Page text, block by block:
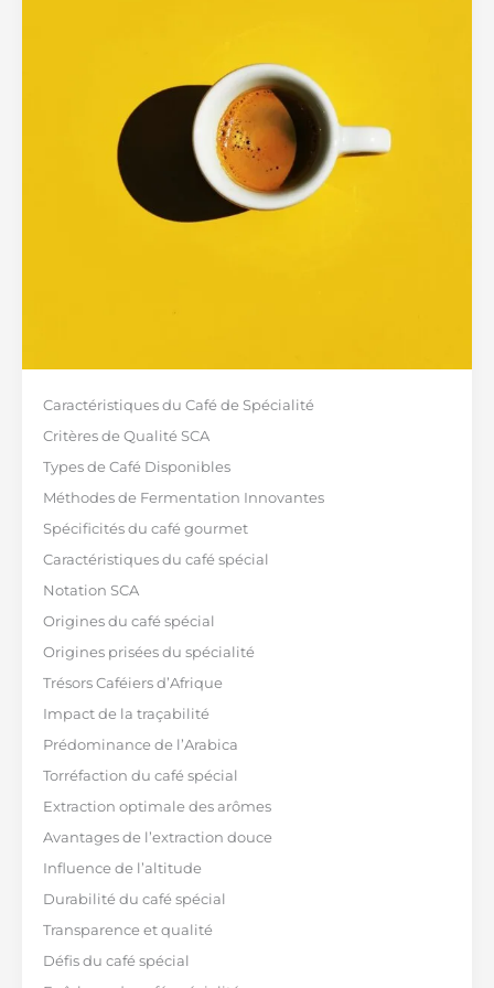
Caractéristiques du Café de Spécialité
Critères de Qualité SCA
Types de Café Disponibles
Méthodes de Fermentation Innovantes
Spécificités du café gourmet
Caractéristiques du café spécial
Notation SCA
Origines du café spécial
Origines prisées du spécialité
Trésors Caféiers d’Afrique
Impact de la traçabilité
Prédominance de l’Arabica
Torréfaction du café spécial
Extraction optimale des arômes
Avantages de l’extraction douce
Influence de l’altitude
Durabilité du café spécial
Transparence et qualité
Défis du café spécial